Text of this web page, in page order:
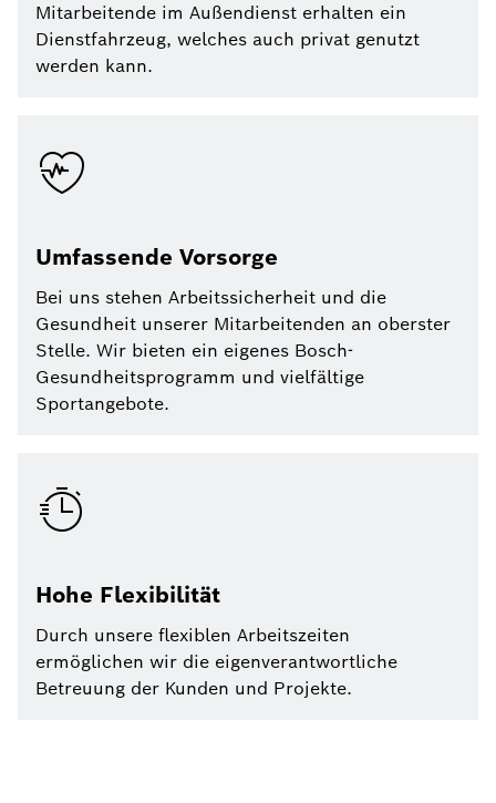
Mitarbeitende im Außendienst erhalten ein
Dienstfahrzeug, welches auch privat genutzt
werden kann.
Umfassende Vorsorge
Bei uns stehen Arbeitssicherheit und die
Gesundheit unserer Mitarbeitenden an oberster
Stelle. Wir bieten ein eigenes Bosch-
Gesundheitsprogramm und vielfältige
Sportangebote.
Hohe Flexibilität
Durch unsere flexiblen Arbeitszeiten
ermöglichen wir die eigenverantwortliche
Betreuung der Kunden und Projekte.